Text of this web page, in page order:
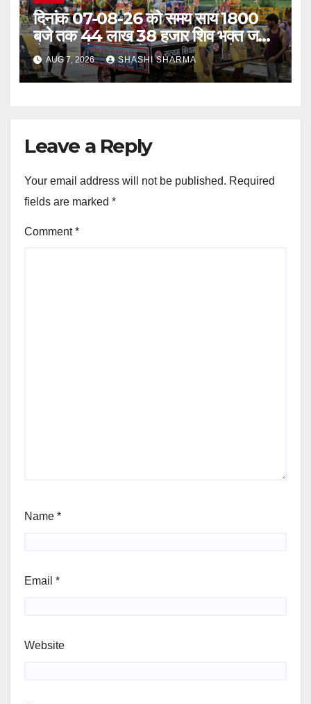
दिनांक 07-08-26 को समय साय 1800
बजे तक 44 लाख 38 हजार शिव भक्त जल
लेकर अपने गंतव्य को प्रस्थान कर चुके
AUG 7, 2026 SHASHI SHARMA
Leave a Reply
Your email address will not be published. Required
fields are marked *
Comment*
Name *
Email *
Website